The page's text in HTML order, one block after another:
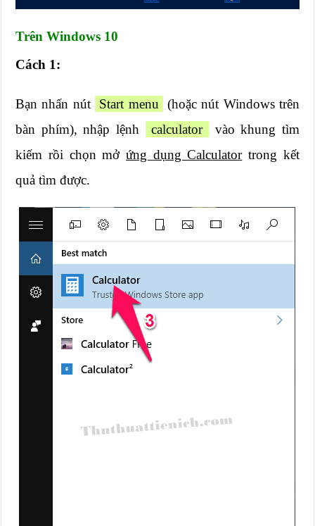
Trên Windows 10
Cách 1:
Bạn nhấn nút Start menu
(hoặc nút Windows trên
bàn phím), nhập lệnh
calculator
vào khung tìm
kiếm rồi chọn mở ứng dụng Calculatortrong kết
quả tìm được.